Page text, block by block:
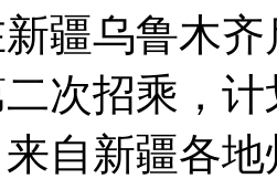
号火箭
警民合力深夜将其击毙
疆乌鲁木
次招乘，
自新疆各